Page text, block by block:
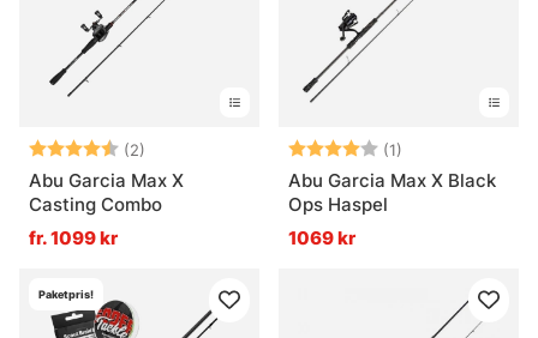
Betyg: (2)
4.5 utav 5 stjärnor
Abu Garcia Max X
Casting Combo
fr. 1099 kr
Betyg: (1)
Abu Garcia Max X Black
Ops Haspel
1069 kr
Paketpris!